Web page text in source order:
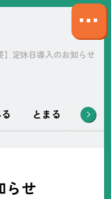
サ
イ
ト
プ
を
】定休日導入のお知らせ
とまる あそぶ
らせ